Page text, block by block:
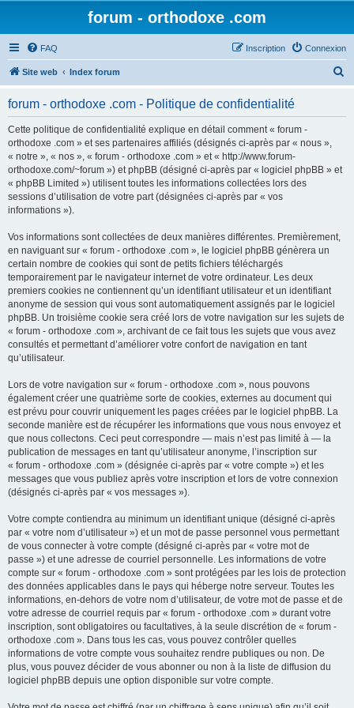
forum - orthodoxe .com
FAQ Connexion
Inscription
Site web Index forum
forum - orthodoxe .com - Politique de confidentialité
Cette politique de confidentialité explique en détail comment « forum -
orthodoxe .com » et ses partenaires affiliés (désignés ci-après par « nous »,
« notre », « nos », « forum - orthodoxe .com » et « http://www.forum-
orthodoxe.com/~forum ») et phpBB (désigné ci-après par « logiciel phpBB » et
« phpBB Limited ») utilisent toutes les informations collectées lors des
sessions d’utilisation de votre part (désignées ci-après par « vos
informations »).
Vos informations sont collectées de deux manières différentes. Premièrement,
en naviguant sur « forum - orthodoxe .com », le logiciel phpBB génèrera un
certain nombre de cookies qui sont de petits fichiers téléchargés
temporairement par le navigateur internet de votre ordinateur. Les deux
premiers cookies ne contiennent qu’un identifiant utilisateur et un identifiant
anonyme de session qui vous sont automatiquement assignés par le logiciel
phpBB. Un troisième cookie sera créé lors de votre navigation sur les sujets de
« forum - orthodoxe .com », archivant de ce fait tous les sujets que vous avez
consultés et permettant d’améliorer votre confort de navigation en tant
qu’utilisateur.
Lors de votre navigation sur « forum - orthodoxe .com », nous pouvons
également créer une quatrième sorte de cookies, externes au document qui
est prévu pour couvrir uniquement les pages créées par le logiciel phpBB. La
seconde manière est de récupérer les informations que vous nous envoyez et
que nous collectons. Ceci peut correspondre — mais n’est pas limité à — la
publication de messages en tant qu’utilisateur anonyme, l’inscription sur
« forum - orthodoxe .com » (désignée ci-après par « votre compte ») et les
messages que vous publiez après votre inscription et lors de votre connexion
(désignés ci-après par « vos messages »).
Votre compte contiendra au minimum un identifiant unique (désigné ci-après
par « votre nom d’utilisateur ») et un mot de passe personnel vous permettant
de vous connecter à votre compte (désigné ci-après par « votre mot de
passe ») et une adresse de courriel personnelle. Les informations de votre
compte sur « forum - orthodoxe .com » sont protégées par les lois de protection
des données applicables dans le pays qui héberge notre serveur. Toutes les
informations, en-dehors de votre nom d’utilisateur, de votre mot de passe et de
votre adresse de courriel requis par « forum - orthodoxe .com » durant votre
inscription, sont obligatoires ou facultatives, à la seule discrétion de « forum -
orthodoxe .com ». Dans tous les cas, vous pouvez contrôler quelles
informations de votre compte vous souhaitez rendre publiques ou non. De
plus, vous pouvez décider de vous abonner ou non à la liste de diffusion du
logiciel phpBB depuis une option disponible sur votre compte.